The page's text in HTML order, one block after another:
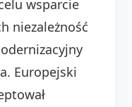
wsparcie
niezależność
Europejski